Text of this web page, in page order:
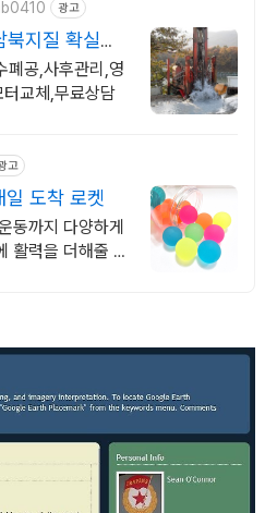
광고
지질 확실한
폐공,사후관리,영
교체,무료상담
고
도착 로켓
동까지 다양하게
활력을 더해줄 놀